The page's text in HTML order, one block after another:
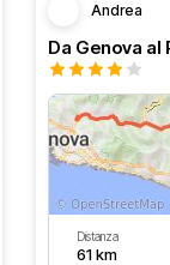
Andrea
Da Genova al
Distanza
61 km